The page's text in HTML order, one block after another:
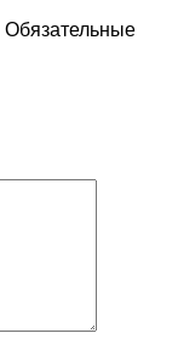
Обязательные